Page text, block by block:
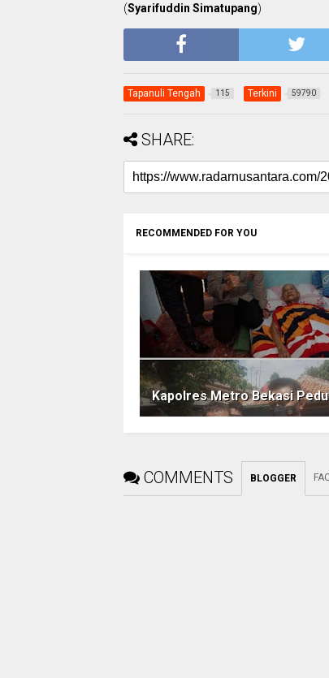
(Syarifuddin Simatupang)
Tapanuli Tengah 115 Terkini 59790
SHARE:
RECOMMENDED FOR YOU
Kapolres Metro Bekasi
COMMENTS BLOGGER